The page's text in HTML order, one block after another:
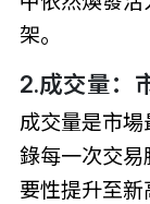
架。
2.成交量：
成交量是市
錄每一次交
要性提升至